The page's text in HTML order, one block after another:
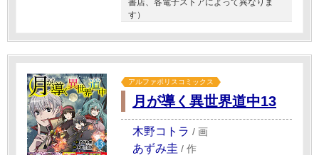
す）
アルファポリスコミックス
月が導く異世界道中13
木野コトラ / 画
あずみ圭 / 作